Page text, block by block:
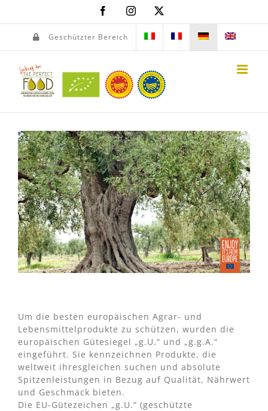
FacebookInstagram
Geschützter Bereich
Um die besten europäischen Agrar- und
Lebensmittelprodukte zu schützen, wurden die
europäischen Gütesiegel „g.U.“ und „g.g.A.“
eingeführt. Sie kennzeichnen Produkte, die
weltweit ihresgleichen suchen und absolute
Spitzenleistungen in Bezug auf Qualität, Nährwert
und Geschmack bieten.
Die EU-Gütezeichen „g.U.“ (geschützte